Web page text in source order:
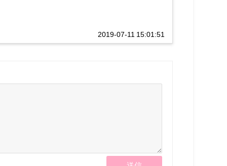
2019-07-11 15:01:51